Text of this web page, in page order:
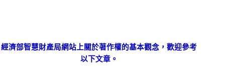
經濟部智慧財產局網站上關於著作權的基本觀念，歡迎參考
以下文章。